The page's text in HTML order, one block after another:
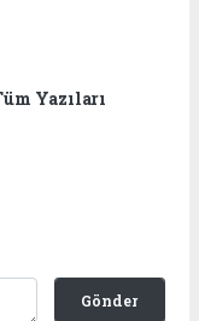
Yazıları
Gönder